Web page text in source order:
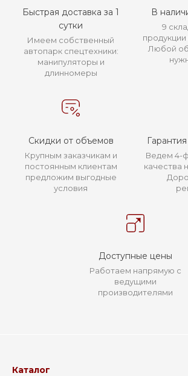
Быстрая доставка за 1
сутки
Имеем собственный
автопарк спецтехники:
манипуляторы и
длинномеры
В
9
Любой
Скидки от объемов
Крупным заказчикам и
постоянным клиентам
предложим выгодные
условия
Ведем 4-
качества
Доступные цены
Работаем напрямую с
ведущими
производителями
Каталог